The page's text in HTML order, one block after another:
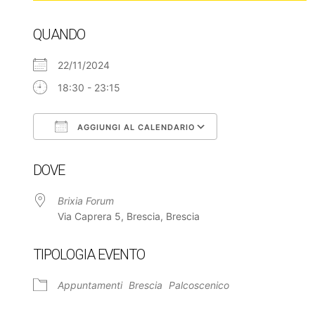
QUANDO
22/11/2024
18:30 - 23:15
AGGIUNGI AL CALENDARIO
DOVE
Brixia Forum
Via Caprera 5, Brescia, Brescia
TIPOLOGIA EVENTO
Appuntamenti Brescia Palcoscenico